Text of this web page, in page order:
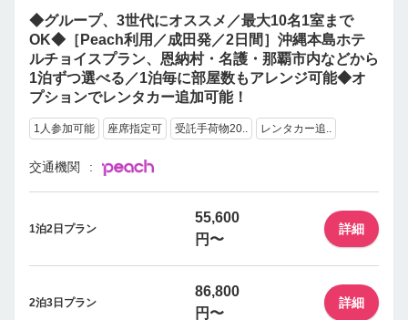
◆グループ、3世代にオススメ／最大10名1室まで
OK◆［Peach利用／成田発／2日間］沖縄本島ホテ
ルチョイスプラン、恩納村・名護・那覇市内などから
1泊ずつ選べる／1泊毎に部屋数もアレンジ可能◆オ
プションでレンタカー追加可能！
1人参加可能 座席指定可 受託手荷物20.. レンタカー追..
交通機関
1泊2日プラン
55,600
円〜
詳細
2泊3日プラン
86,800
円〜
詳細